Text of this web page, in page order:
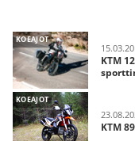
KOEAJOT
KTM
KOEAJOT
KTM